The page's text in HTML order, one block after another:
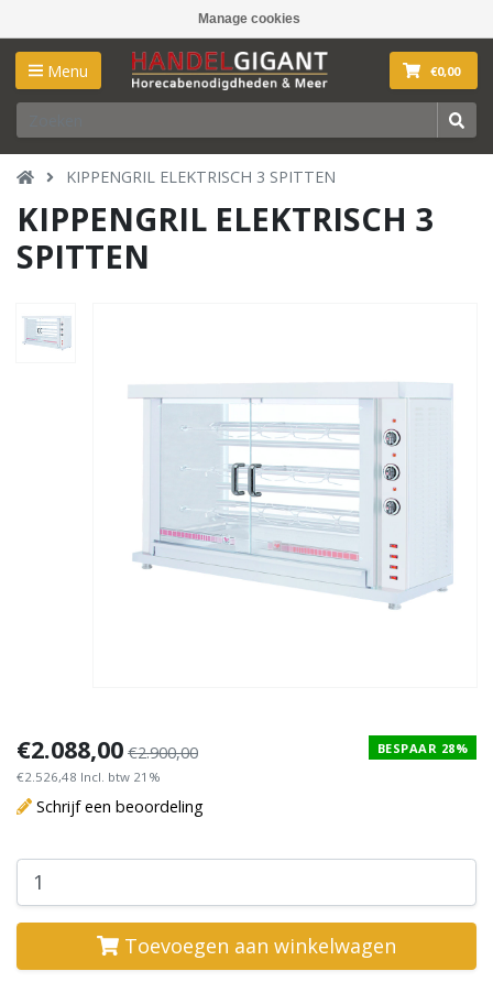
Manage cookies
Menu €0,00
KIPPENGRIL ELEKTRISCH 3 SPITTEN
KIPPENGRIL ELEKTRISCH 3
SPITTEN
€2.088,00 €2.900,00
€2.526,48 Incl. btw 21%
BESPAAR 28%
Schrijf een beoordeling
Toevoegen aan winkelwagen